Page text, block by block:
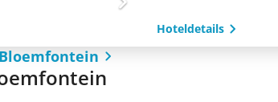
Hoteldetails